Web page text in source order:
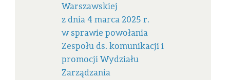
Warszawskiej
z dnia 4 marca 2025 r.
w sprawie powołania
Zespołu ds. komunikacji i
promocji Wydziału
Zarządzania